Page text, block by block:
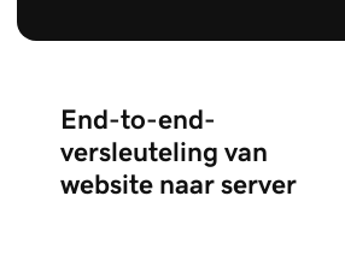
End-to-end-
versleuteling van
website naar server